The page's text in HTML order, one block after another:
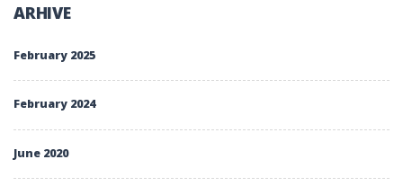
ARHIVE
February 2025
February 2024
June 2020